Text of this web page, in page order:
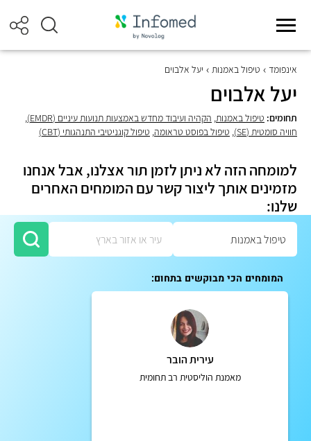
אינפומד טיפול באמנות יעל אלבוים
יעל אלבוים
תחומים: טיפול באמנות, הקהיה ועיבוד מחדש באמצעות תנועות עיניים (EMDR)
,
חוויה סומטית (SE)
, טיפול בפוסט טראומה, טיפול קוגניטיבי התנהגותי (CBT)
למומחה הזה לא ניתן לזמן תור אצלנו, אבל אנחנו
מזמינים אותך ליצור קשר עם המומחים האחרים
שלנו:
המומחים הכי מבוקשים בתחום:
עירית הובר
מאמנת הוליסטית רב תחומית